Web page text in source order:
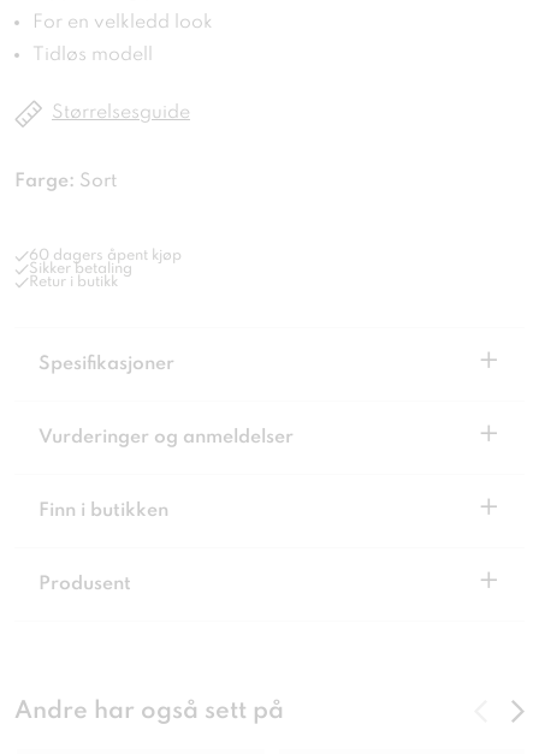
For en velkledd look
Tidløs modell
Størrelsesguide
Farge: Sort
60 dagers åpent kjøp
Sikker betaling
Retur i butikk
Spesifikasjoner +
Vurderinger og anmeldelser +
Finn i butikken +
Produsent +
Andre har også sett på